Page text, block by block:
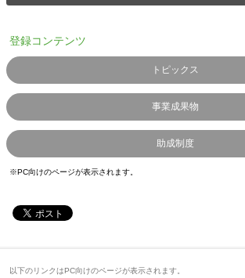
登録コンテンツ
トピックス
事業成果物
助成制度
※PC向けのページが表示されます。
以下のリンクはPC向けのページが表示されます。